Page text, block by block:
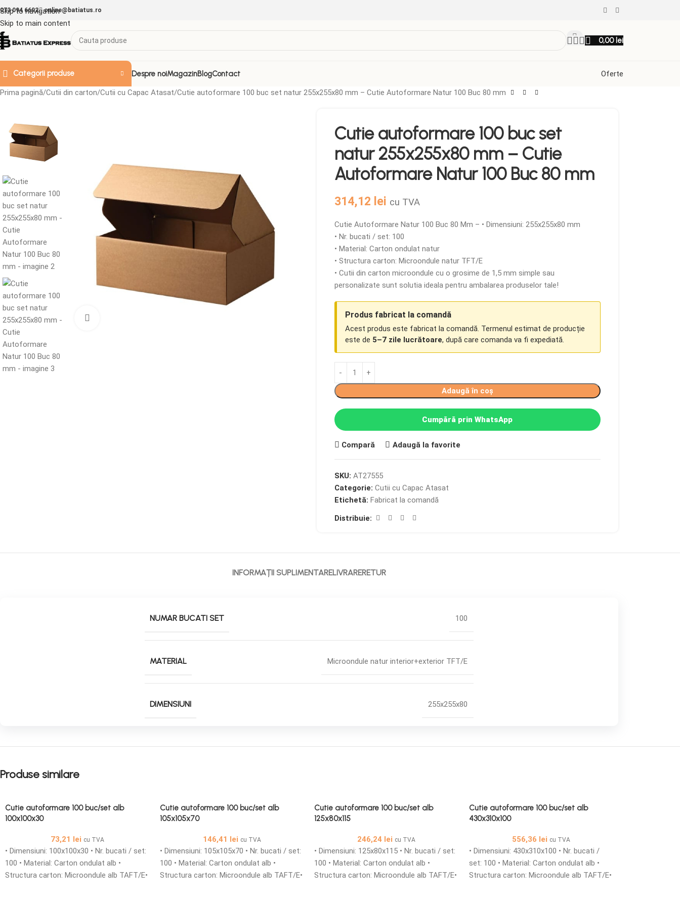
Skip to navigation
Skip to main content
094 6692 online@batiatus.ro
0,00 lei
Categorii produse Despre noiMagazinBlogContact Oferte
Prima pagină Cutii din carton Cutii cu Capac Atasat Cutie autoformare 100 buc set natur 255x255x80 mm – Cutie Autoformare Natur 100 Buc 80 mm
Cutie autoformare 100 buc set
natur 255x255x80 mm – Cutie
Autoformare Natur 100 Buc 80 mm
314,12 lei cu TVA
Cutie Autoformare Natur 100 Buc 80 Mm – • Dimensiuni: 255x255x80 mm
• Nr. bucati / set: 100
• Material: Carton ondulat natur
• Structura carton: Microondule natur TFT/E
• Cutii din carton microondule cu o grosime de 1,5 mm simple sau
personalizate sunt solutia ideala pentru ambalarea produselor tale!
Produs fabricat la comandă
Acest produs este fabricat la comandă. Termenul estimat de producție
este de 5–7 zile lucrătoare, după care comanda va fi expediată.
Adaugă în coș
Cumpără prin WhatsApp
Compară Adaugă la favorite
SKU: AT27555
Categorie: Cutii cu Capac Atasat
Etichetă: Fabricat la comandă
Distribuie:
INFORMAȚII SUPLIMENTARELIVRARERETUR
NUMAR BUCATI SET 100
MATERIAL Microondule natur interior+exterior TFT/E
DIMENSIUNI 255x255x80
Produse similare
Cutie autoformare 100 buc/set alb
100x100x30
73,21 lei cu TVA
• Dimensiuni: 100x100x30 • Nr. bucati / set:
100 • Material: Carton ondulat alb •
Structura carton: Microondule alb TAFT/E•
Cutie autoformare 100 buc/set alb
105x105x70
146,41 lei cu TVA
• Dimensiuni: 105x105x70 • Nr. bucati / set:
100 • Material: Carton ondulat alb •
Structura carton: Microondule alb TAFT/E•
Cutie autoformare 100 buc/set alb
125x80x115
246,24 lei cu TVA
• Dimensiuni: 125x80x115 • Nr. bucati / set:
100 • Material: Carton ondulat alb •
Structura carton: Microondule alb TAFT/E•
Cutie autoformare 100 buc/set alb
430x310x100
556,36 lei cu TVA
• Dimensiuni: 430x310x100 • Nr. bucati /
set: 100 • Material: Carton ondulat alb •
Structura carton: Microondule alb TAFT/E•